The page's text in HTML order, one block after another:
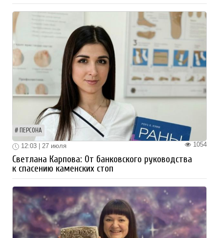
ПЕРСОНА
1054
12:03 | 27 июля
Светлана Карпова: От банковского руководства
к спасению каменских стоп